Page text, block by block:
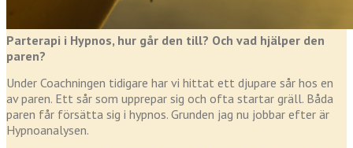
Parterapi i Hypnos, hur går den till? Och vad hjälper den
paren?
Under Coachningen tidigare har vi hittat ett djupare sår hos en
av paren. Ett sår som upprepar sig och ofta startar gräll. Båda
paren får försätta sig i hypnos. Grunden jag nu jobbar efter är
Hypnoanalysen.